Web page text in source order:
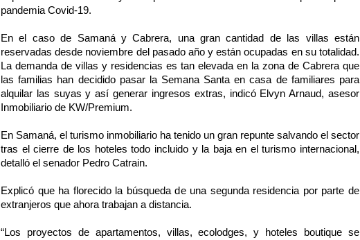
pandemia Covid-19.
En el caso de Samaná y Cabrera, una gran cantidad de las villas están
reservadas desde noviembre del pasado año y están ocupadas en su totalidad.
La demanda de villas y residencias es tan elevada en la zona de Cabrera que
las familias han decidido pasar la Semana Santa en casa de familiares para
alquilar las suyas y así generar ingresos extras, indicó Elvyn Arnaud, asesor
Inmobiliario de KW/Premium.
En Samaná, el turismo inmobiliario ha tenido un gran repunte salvando el sector
tras el cierre de los hoteles todo incluido y la baja en el turismo internacional,
detalló el senador Pedro Catrain.
Explicó que ha florecido la búsqueda de una segunda residencia por parte de
extranjeros que ahora trabajan a distancia.
“Los proyectos de apartamentos, villas, ecolodges, y hoteles boutique se